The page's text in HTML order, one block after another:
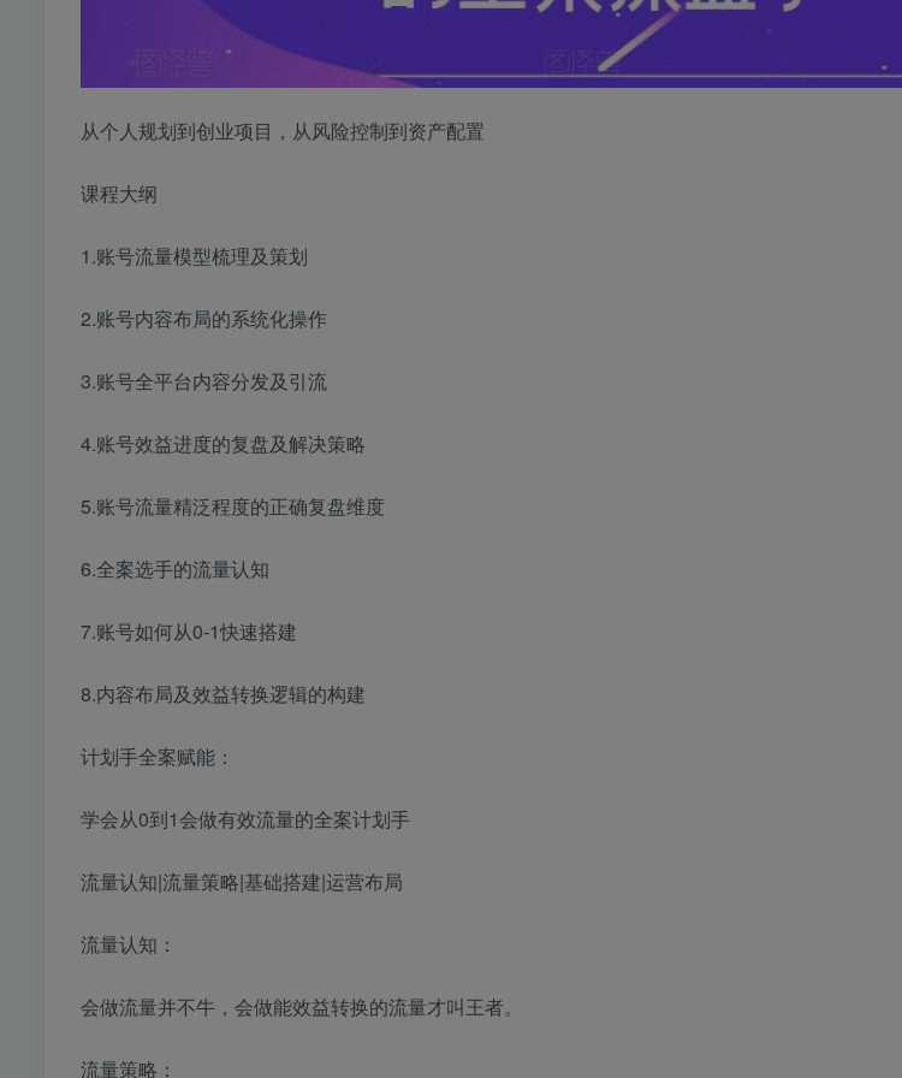
从个人规划到创业项目，从风险控制到资产配置
课程大纲
1.账号流量模型梳理及策划
2.账号内容布局的系统化操作
3.账号全平台内容分发及引流
4.账号效益进度的复盘及解决策略
5.账号流量精泛程度的正确复盘维度
6.全案选手的流量认知
7.账号如何从0-1快速搭建
8.内容布局及效益转换逻辑的构建
计划手全案赋能：
学会从0到1会做有效流量的全案计划手
流量认知|流量策略|基础搭建|运营布局
流量认知：
会做流量并不牛，会做能效益转换的流量才叫王者。
流量策略：